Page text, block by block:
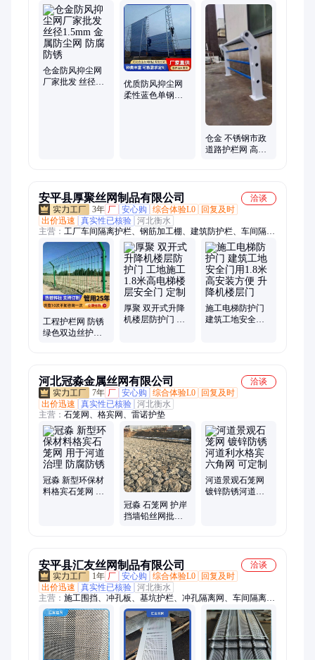
网、护栏网、风抑尘网、景观护栏、草坪围栏、安全围栏、防撞
栏杆、河道护栏、仿竹护栏、锌钢护栏、市政护栏、灯光护栏、
球场护栏、分流围栏、冲孔围挡、球场围栏、隔离护栏、交通护
栏、防撞护栏、草坪护栏
仓金防风抑尘网
厂家批发 丝径
优质防风抑尘网
柔性蓝色单钢性
仓金 不锈钢市政
道路护栏网 高架
安平县厚聚丝网制品有限公司
洽谈
3年 厂 安心购 综合体验L0
回复及时
出价迅速
真实性已核验 河北衡水
主营： 工厂车间隔离护栏、钢筋加工棚、建筑防护栏、车间隔离
网、仓库车间隔离网、冲孔车间隔离网、车间隔离网护栏、仓库
隔离网、车间围挡、工业围栏
工程护栏网 防锈
绿色双边丝护栏
厚聚 双开式升降
机楼层防护门 工
施工电梯防护门
建筑工地安全门
河北冠淼金属丝网有限公司
洽谈
7年 厂 安心购 综合体验L0
回复及时
出价迅速
真实性已核验 河北衡水
主营： 石笼网、格宾网、雷诺护垫
冠淼 新型环保材
料格宾石笼网 用
冠淼 石笼网 护岸
挡墙铅丝网批发
河道景观石笼网
镀锌防锈河道利
安平县汇友丝网制品有限公司
洽谈
1年 厂 安心购 综合体验L0
回复及时
出价迅速
真实性已核验 河北衡水
主营： 施工围挡、冲孔板、基坑护栏、冲孔隔离网、车间隔离
网、隔离网、金属板网、护栏网、临边基坑护栏、冲孔围挡、马
场护栏、铁马护栏